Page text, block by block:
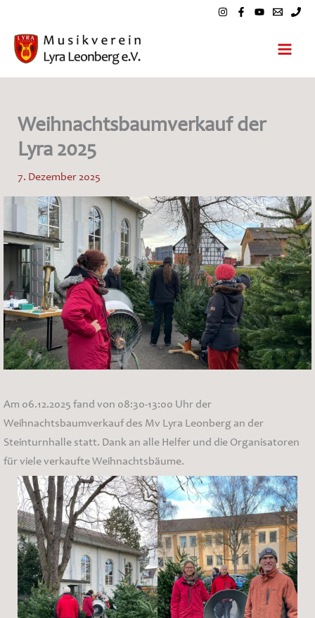
springen
Weihnachtsbaumverkauf der
Lyra 2025
7. Dezember 2025
Am 06.12.2025 fand von 08:30-13:00 Uhr der
Weihnachtsbaumverkauf des Mv Lyra Leonberg an der
Steinturnhalle statt. Dank an alle Helfer und die Organisatoren
für viele verkaufte Weihnachtsbäume.